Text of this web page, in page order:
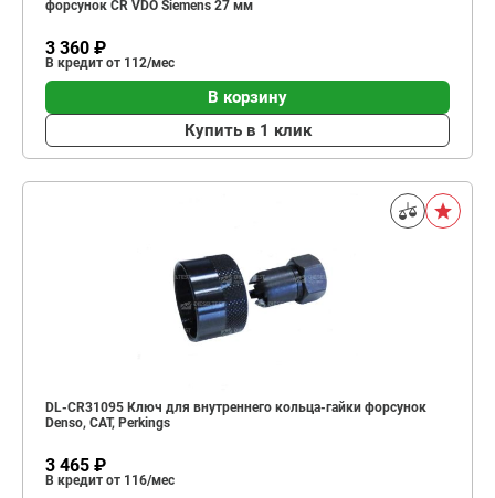
форсунок CR VDO Siemens 27 мм
3 360 ₽
В кредит от 112/мес
В корзину
Купить в 1 клик
DL-CR31095 Ключ для внутреннего кольца-гайки форсунок
Denso, CAT, Perkings
3 465 ₽
В кредит от 116/мес